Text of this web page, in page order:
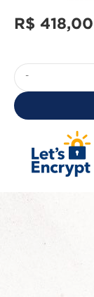
R$ 418,00
-